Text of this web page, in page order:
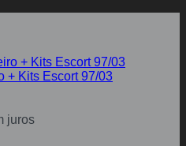
+ Kits Escort 97/03
juros